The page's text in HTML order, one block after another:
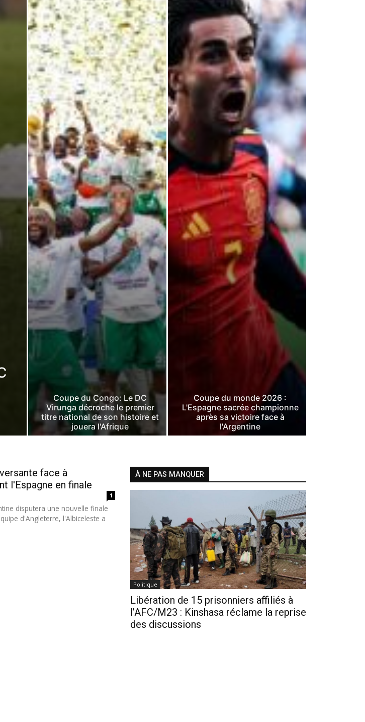
Coupe du Congo: Le DC
Virunga décroche le premier
titre national de son histoire et
jouera l'Afrique
Coupe du monde 2026 :
L'Espagne sacrée championne
après sa victoire face à
l'Argentine
face à
l'Espagne en finale
1
disputera une nouvelle finale
d'Angleterre, l'Albiceleste a
À NE PAS MANQUER
Politique
Libération de 15 prisonniers affiliés à
l’AFC/M23 : Kinshasa réclame la reprise
des discussions